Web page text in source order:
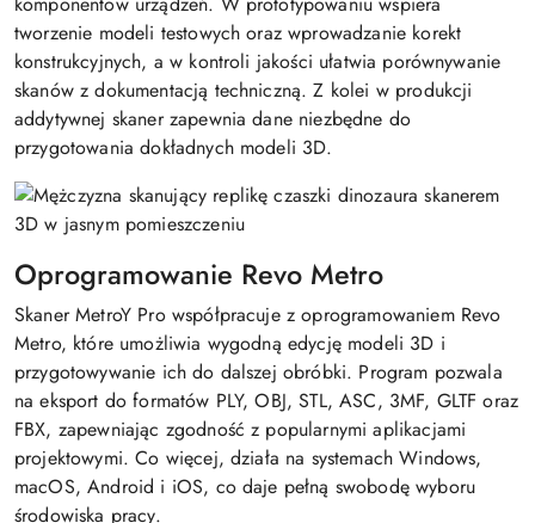
tworzenie modeli testowych oraz wprowadzanie korekt
konstrukcyjnych, a w kontroli jakości ułatwia porównywanie
skanów z dokumentacją techniczną. Z kolei w produkcji
addytywnej skaner zapewnia dane niezbędne do
przygotowania dokładnych modeli 3D.
Oprogramowanie Revo Metro
Skaner MetroY Pro współpracuje z oprogramowaniem Revo
Metro, które umożliwia wygodną edycję modeli 3D i
przygotowywanie ich do dalszej obróbki. Program pozwala
na eksport do formatów PLY, OBJ, STL, ASC, 3MF, GLTF oraz
FBX, zapewniając zgodność z popularnymi aplikacjami
projektowymi. Co więcej, działa na systemach Windows,
macOS, Android i iOS, co daje pełną swobodę wyboru
środowiska pracy.